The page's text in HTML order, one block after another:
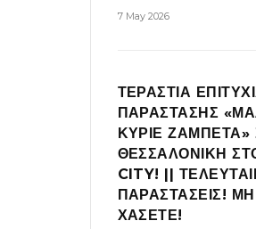
7 May 2026
ΤΕΡΑΣΤΙΑ
ΠΑΡΑΣΤΑΣΗΣ
ΚΥΡΙΕ ΖΑΜΠΕΤΑ»
ΘΕΣΣΑΛΟΝΙΚΗ
CITY! ||
ΠΑΡΑΣΤΑΣΕΙΣ!
ΧΑΣΕΤΕ!